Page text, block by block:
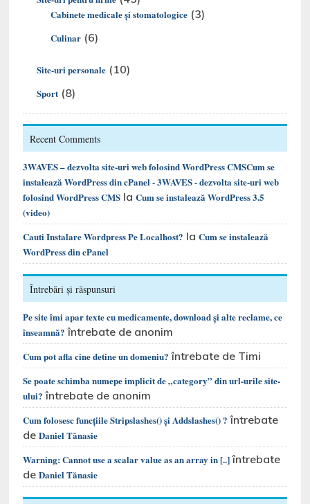
Cabinete medicale și stomatologice (3)
Culinar (6)
Site-uri personale (10)
Sport (8)
Recent Comments
3WAVES – dezvolta site-uri web folosind WordPress CMSCum se
instalează WordPress din cPanel - 3WAVES - dezvolta site-uri web
folosind WordPress CMS laCum se instalează WordPress 3.5
(video)
Cauti Instalare Wordpress Pe Localhost? laCum se instalează
WordPress din cPanel
Întrebări și răspunsuri
Pe site îmi apar texte cu medicamente, download și alte reclame, ce
înseamnă? întrebate de anonim
Cum pot afla cine detine un domeniu? întrebate de Timi
Se poate schimba numepe implicit de „category” din url-urile site-
ului? întrebate de anonim
Cum folosesc funcțiile Stripslashes() și Addslashes() ? întrebate
deDaniel Tănasie
Warning: Cannot use a scalar value as an array in [..]întrebate
deDaniel Tănasie